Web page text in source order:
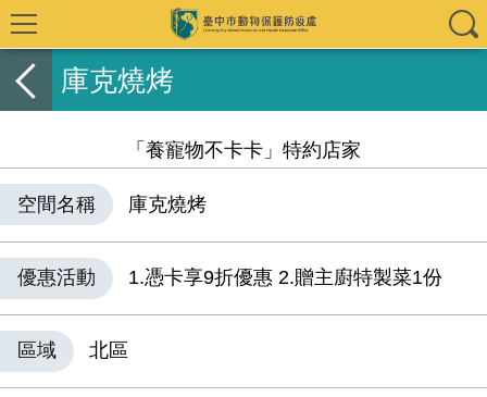
庫克燒烤
「養寵物不卡卡」特約店家
空間名稱 庫克燒烤
優惠活動 1.憑卡享9折優惠 2.贈主廚特製菜1份
區域 北區